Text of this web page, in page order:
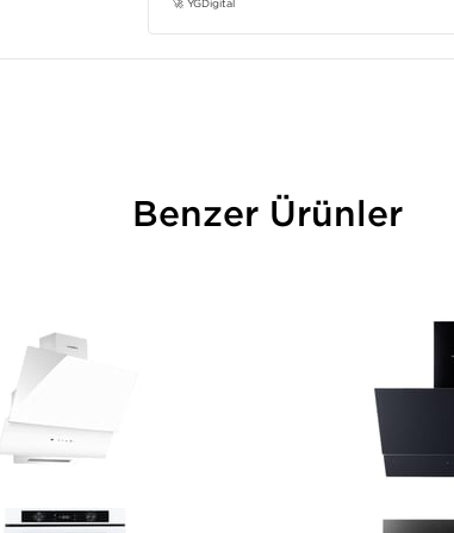
🚀 YGDigital
Benzer Ürünler